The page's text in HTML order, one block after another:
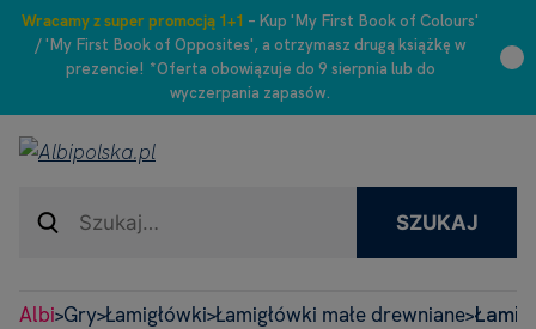
Wracamy z super promocją 1+1 – Kup 'My First Book of Colours'
/ 'My First Book of Opposites', a otrzymasz drugą książkę w
prezencie! *Oferta obowiązuje do 9 sierpnia lub do
wyczerpania zapasów.
SZUKAJ
Albi>Gry>Łamigłówki>Łamigłówki małe drewniane>